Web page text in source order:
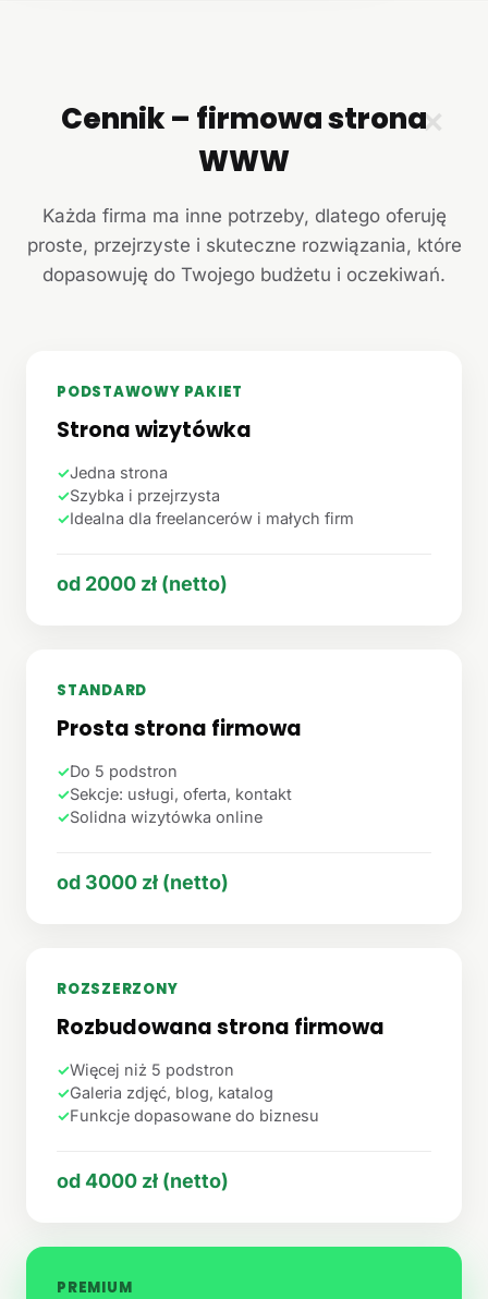
✕
Cennik – firmowa strona
WWW
Każda firma ma inne potrzeby, dlatego oferuję
proste, przejrzyste i skuteczne rozwiązania, które
dopasowuję do Twojego budżetu i oczekiwań.
PODSTAWOWY PAKIET
Strona wizytówka
✓Jedna strona
✓Szybka i przejrzysta
✓Idealna dla freelancerów i małych firm
od 2000 zł (netto)
STANDARD
Prosta strona firmowa
✓Do 5 podstron
✓Sekcje: usługi, oferta, kontakt
✓Solidna wizytówka online
od 3000 zł (netto)
ROZSZERZONY
Rozbudowana strona firmowa
✓Więcej niż 5 podstron
✓Galeria zdjęć, blog, katalog
✓Funkcje dopasowane do biznesu
od 4000 zł (netto)
PREMIUM